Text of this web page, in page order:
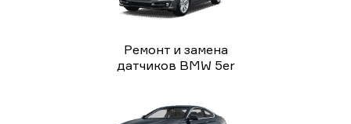
Ремонт и замена
датчиков BMW 5er